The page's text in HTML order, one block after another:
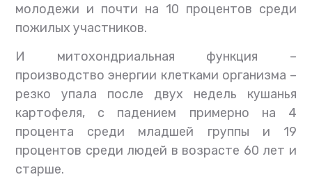
молодежи и почти на 10 процентов среди
пожилых участников.
И митохондриальная функция –
производство энергии клетками организма –
резко упала после двух недель кушанья
картофеля, с падением примерно на 4
процента среди младшей группы и 19
процентов среди людей в возрасте 60 лет и
старше.